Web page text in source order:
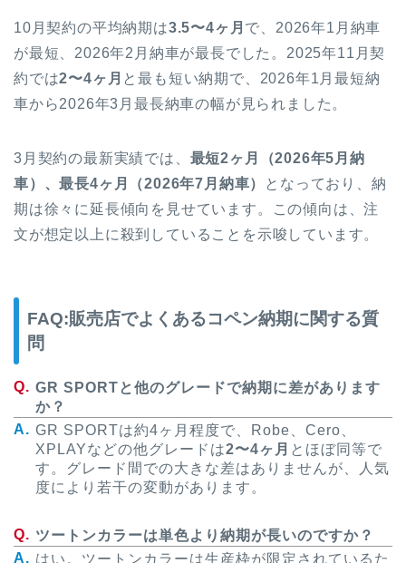
10月契約の平均納期は3.5〜4ヶ月 で、2026年1月納車
が最短、2026年2月納車が最長でした。2025年11月契
約では2〜4ヶ月 と最も短い納期で、2026年1月最短納
車から2026年3月最長納車の幅が見られました。
3月契約の最新実績では、 最短2ヶ月（2026年5月納
車）、最長4ヶ月（2026年7月納車）
となっており、納
期は徐々に延長傾向を見せています。この傾向は、注
文が想定以上に殺到していることを示唆しています。
FAQ:販売店でよくあるコペン納期に関する質
問
GR SPORTと他のグレードで納期に差があります
か？
GR SPORTは約4ヶ月程度で、Robe、Cero、
XPLAYなどの他グレードは2〜4ヶ月 とほぼ同等で
す。グレード間での大きな差はありませんが、人気
度により若干の変動があります。
ツートンカラーは単色より納期が長いのですか？
はい。ツートンカラーは生産枠が限定されているた